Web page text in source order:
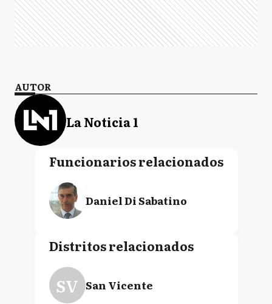
AUTOR
La Noticia 1
Funcionarios relacionados
Daniel Di Sabatino
Distritos relacionados
SV San Vicente